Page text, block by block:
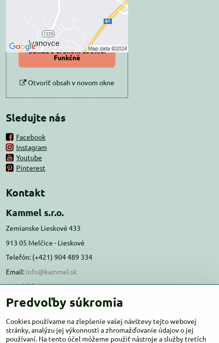
Povoliť tentokrát
Povoliť a zapamätať -
súhlas s druhom cookie:
Funkčné
Otvoriť obsah v novom okne
Sledujte nás
Facebook
Instagram
Youtube
Pinterest
Kontakt
Kammel s.r.o.
Zemianske Lieskové 433
913 05 Melčice - Lieskové
Telefón: (+421) 904 489 334
Email: info@kammel.sk
Prevádzka:
Administratívna budova PD Melčice
Otváracie hodiny:PO-ŠT 8:00 - 16:00
Predvoľby súkromia
Cookies používame na zlepšenie vašej návštevy tejto webovej
stránky, analýzu jej výkonnosti a zhromažďovanie údajov o jej
používaní. Na tento účel môžeme použiť nástroje a služby tretích